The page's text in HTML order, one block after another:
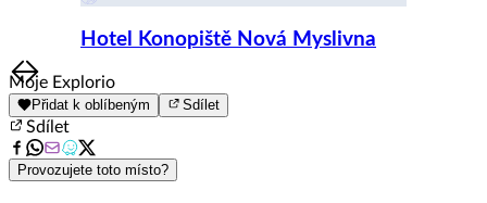
Hotel Konopiště Nová Myslivna
Item
1
of
8
Moje Explorio
Přidat k oblíbeným Sdílet
Sdílet
Provozujete toto místo?